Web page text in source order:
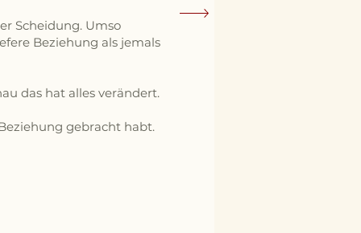
Scheidung. Umso
Beziehung als jemals
das hat alles verändert.
gebracht habt.